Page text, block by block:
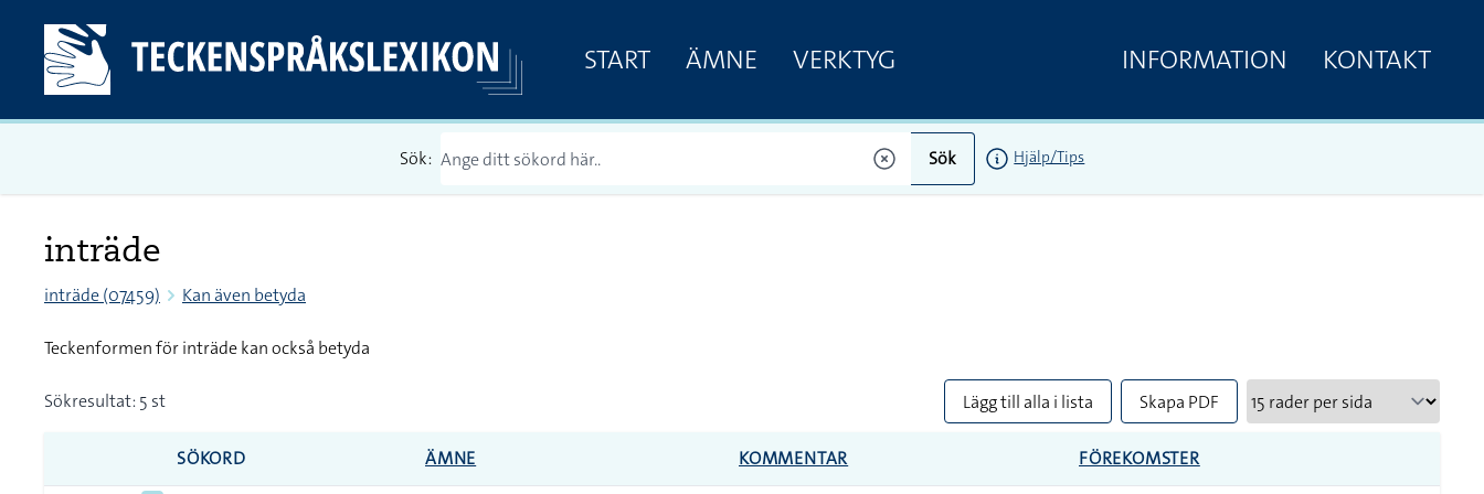
START ÄMNE VERKTYG INFORMATION KONTAKT
Sök: Sök Hjälp/Tips
inträde
inträde (07459) Kan även betyda
Teckenformen för inträde kan också betyda
Sökresultat: 5 st Lägg till alla i lista Skapa PDF
SÖKORD ÄMNE KOMMENTAR FÖREKOMSTER